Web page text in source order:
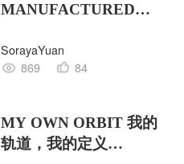
MANUFACTURED
的工业版本
SorayaYuan
869
84
MY OWN ORBIT 我的
轨道，我的定义